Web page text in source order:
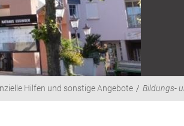
Hilfen und sonstige Angebote Bildungs-